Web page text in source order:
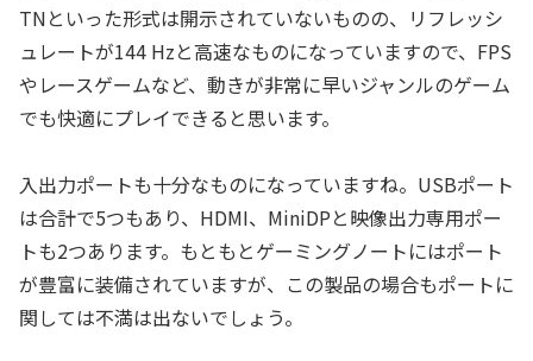
TNといった形式は開示されていないものの、リフレッシ
ュレートが144 Hzと高速なものになっていますので、FPS
やレースゲームなど、動きが非常に早いジャンルのゲーム
でも快適にプレイできると思います。
入出力ポートも十分なものになっていますね。USBポート
は合計で5つもあり、HDMI、MiniDPと映像出力専用ポー
トも2つあります。もともとゲーミングノートにはポート
が豊富に装備されていますが、この製品の場合もポートに
関しては不満は出ないでしょう。